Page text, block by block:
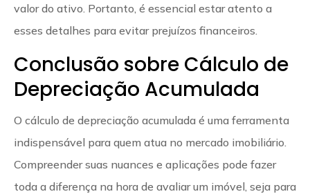
valor do ativo. Portanto, é essencial estar atento a
esses detalhes para evitar prejuízos financeiros.
Conclusão sobre Cálculo de
Depreciação Acumulada
O cálculo de depreciação acumulada é uma ferramenta
indispensável para quem atua no mercado imobiliário.
Compreender suas nuances e aplicações pode fazer
toda a diferença na hora de avaliar um imóvel, seja para